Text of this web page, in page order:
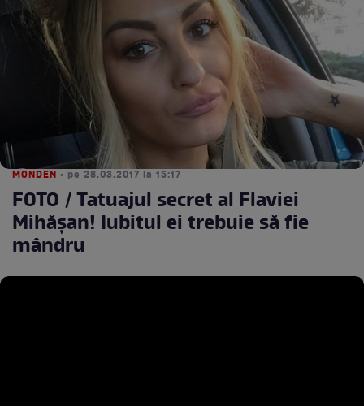
MONDEN • pe 28.03.2017 la 15:17
FOTO / Tatuajul secret al Flaviei
Mihăşan! Iubitul ei trebuie să fie
mândru